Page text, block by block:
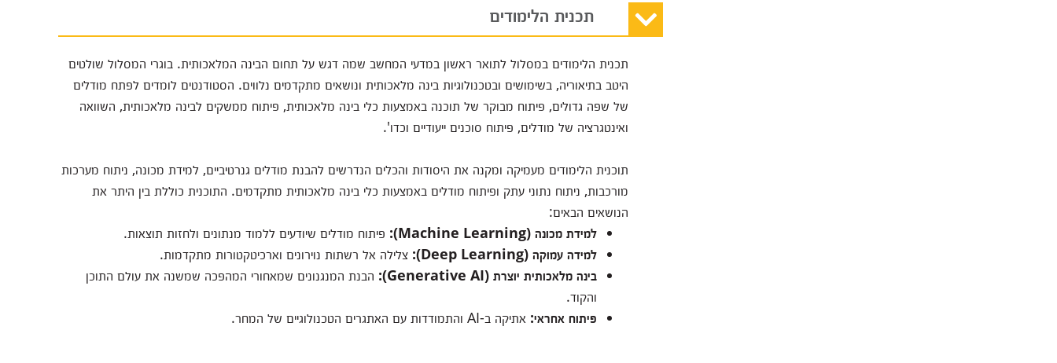
תכנית הלימודים
תכנית הלימודים במסלול לתואר ראשון במדעי המחשב שמה דגש על תחום הבינה המלאכותית. בוגרי המסלול שולטים
היטב בתיאוריה, בשימושים ובטכנולוגיות בינה מלאכותית ונושאים מתקדמים נלווים. הסטודנטים לומדים לפתח מודלים
של שפה גדולים, פיתוח מבוקר של תוכנה באמצעות כלי בינה מלאכותית, פיתוח ממשקים לבינה מלאכותית, השוואה
ואינטגרציה של מודלים, פיתוח סוכנים ייעודיים וכדו'.
תוכנית הלימודים מעמיקה ומקנה את היסודות והכלים הנדרשים להבנת מודלים גנרטיביים, למידת מכונה, ניתוח מערכות
מורכבות, ניתוח נתוני עתק ופיתוח מודלים באמצעות כלי בינה מלאכותית מתקדמים. התוכנית כוללת בין היתר את
הנושאים הבאים:
למידת מכונה (Machine Learning):
פיתוח מודלים שיודעים ללמוד מנתונים ולחזות תוצאות.
למידה עמוקה (Deep Learning):
צלילה אל רשתות נוירונים וארכיטקטורות מתקדמות.
בינה מלאכותית יוצרת (Generative AI):
הבנת המנגנונים שמאחורי המהפכה שמשנה את עולם התוכן
והקוד.
פיתוח אחראי: אתיקה ב-AI והתמודדות עם האתגרים הטכנולוגיים של המחר.